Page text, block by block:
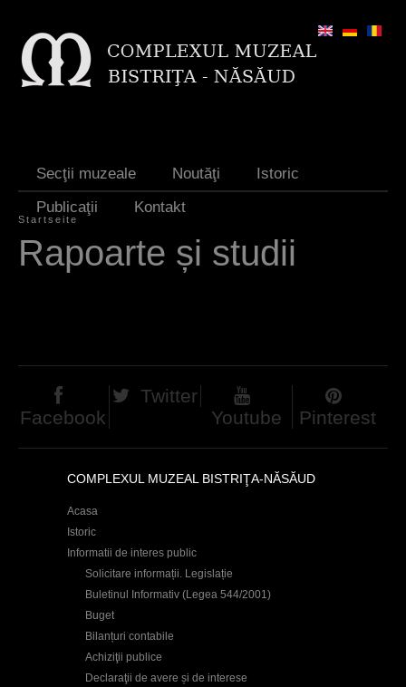
Secţii muzeale Noutăţi
Istoric
Publicaţii
Kontakt
S
i
d
h
Startseite
Rapoarte și studii
Facebook
Twitter
Youtube
Pinterest
COMPLEXUL MUZEAL BISTRIŢA-NĂSĂUD
Acasa
Istoric
Informatii de interes public
Solicitare informații. Legislație
Buletinul Informativ (Legea 544/2001)
Buget
Bilanțuri contabile
Achiziţii publice
Declaraţii de avere și de interese